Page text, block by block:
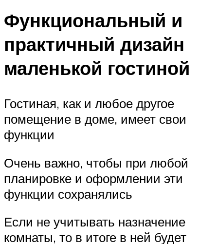
Функциональный и
практичный дизайн
маленькой гостиной
Гостиная, как и любое другое
помещение в доме, имеет свои
функции
Очень важно, чтобы при любой
планировке и оформлении эти
функции сохранялись
Если не учитывать назначение
комнаты, то в итоге в ней будет